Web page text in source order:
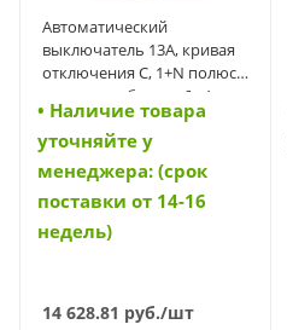
Автоматический
выключатель 13А, кривая
отключения C, 1+N полюса,
откл. способность 6 кА
(FAZ-PN-C13/1N) (279158)
• Наличие товара
уточняйте у
менеджера: (срок
поставки от 14-16
недель)
14 628.81 руб./шт